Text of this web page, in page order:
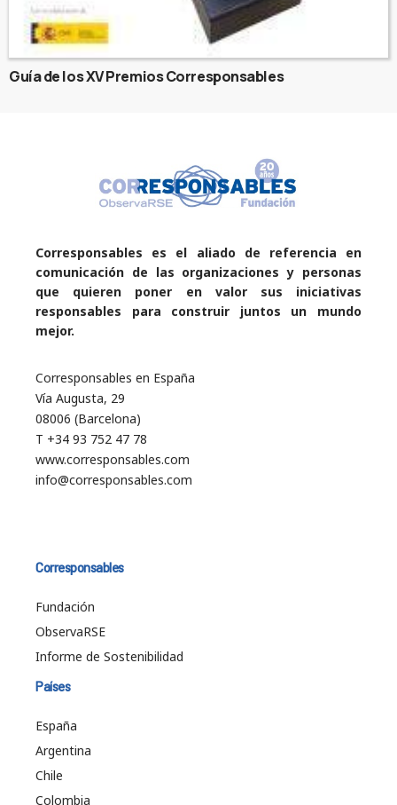
Guía de los XV Premios Corresponsables
Corresponsables es el aliado de referencia en
comunicación de las organizaciones y personas
que quieren poner en valor sus iniciativas
responsables para construir juntos un mundo
mejor.
Corresponsables en España
Vía Augusta, 29
08006 (Barcelona)
T +34 93 752 47 78
www.corresponsables.com
info@corresponsables.com
Corresponsables
Fundación
ObservaRSE
Informe de Sostenibilidad
Países
España
Argentina
Chile
Colombia